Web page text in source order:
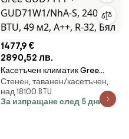
1477,9 €
2890,52 лв.
Касетъчен климатик Gree
GUD71T1 + GUD71W1/NhA-S,
24000 BTU, 49 м2, A++, R-32,
Бял
Стенен, таванен/касетъчен,
над 18100 BTU
За изпращане след 5 дни